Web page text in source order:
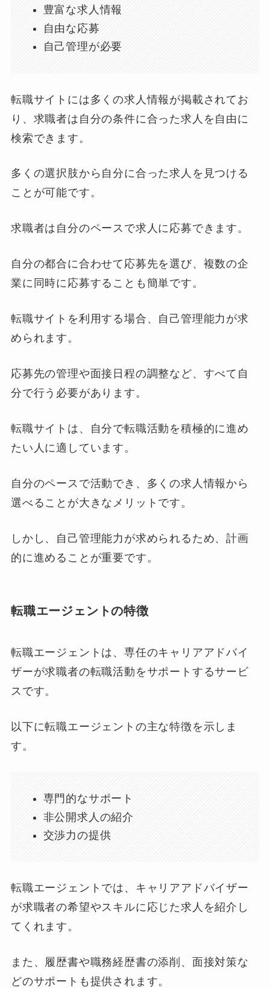
豊富な求人情報
自由な応募
自己管理が必要
転職サイトには多くの求人情報が掲載されてお
り、求職者は自分の条件に合った求人を自由に
検索できます。
多くの選択肢から自分に合った求人を見つける
ことが可能です。
求職者は自分のペースで求人に応募できます。
自分の都合に合わせて応募先を選び、複数の企
業に同時に応募することも簡単です。
転職サイトを利用する場合、自己管理能力が求
められます。
応募先の管理や面接日程の調整など、すべて自
分で行う必要があります。
転職サイトは、自分で転職活動を積極的に進め
たい人に適しています。
自分のペースで活動でき、多くの求人情報から
選べることが大きなメリットです。
しかし、自己管理能力が求められるため、計画
的に進めることが重要です。
転職エージェントの特徴
転職エージェントは、専任のキャリアアドバイ
ザーが求職者の転職活動をサポートするサービ
スです。
以下に転職エージェントの主な特徴を示しま
す。
専門的なサポート
非公開求人の紹介
交渉力の提供
転職エージェントでは、キャリアアドバイザー
が求職者の希望やスキルに応じた求人を紹介し
てくれます。
また、履歴書や職務経歴書の添削、面接対策な
どのサポートも提供されます。